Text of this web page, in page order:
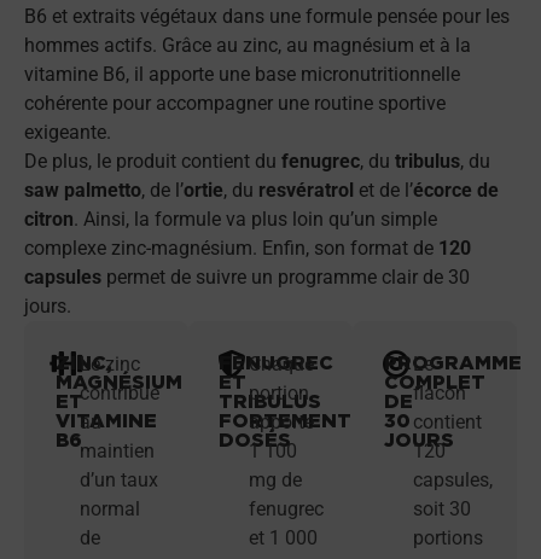
B6 et extraits végétaux dans une formule pensée pour les
hommes actifs. Grâce au zinc, au magnésium et à la
vitamine B6, il apporte une base micronutritionnelle
cohérente pour accompagner une routine sportive
exigeante.
De plus, le produit contient du fenugrec, du tribulus, du
saw palmetto, de l’ortie, du resvératrol et de l’écorce de
citron. Ainsi, la formule va plus loin qu’un simple
complexe zinc-magnésium. Enfin, son format de 120
capsules permet de suivre un programme clair de 30
jours.
ZINC,
MAGNÉSIUM
ET
VITAMINE
B6
Le zinc
contribue
au
maintien
d’un taux
normal
de
FENUGREC
ET
TRIBULUS
FORTEMENT
DOSÉS
Chaque
portion
apporte
1 100
mg de
fenugrec
et 1 000
PROGRAMME
COMPLET
DE
30
JOURS
Le
flacon
contient
120
capsules,
soit 30
portions